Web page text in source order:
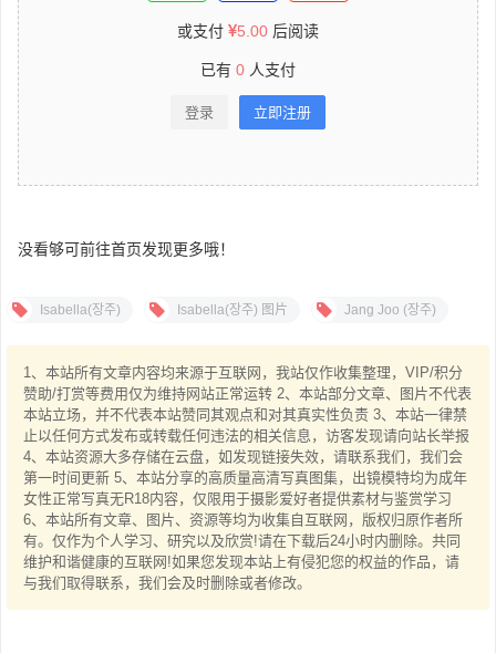
或支付 5.00 后阅读
已有 0 人支付
登录 立即注册
没看够可前往首页发现更多哦！
Isabella(장주) Isabella(장주) 图片 Jang Joo (장주)
1、本站所有文章内容均来源于互联网，我站仅作收集整理，VIP/积分
赞助/打赏等费用仅为维持网站正常运转 2、本站部分文章、图片不代表
本站立场，并不代表本站赞同其观点和对其真实性负责 3、本站一律禁
止以任何方式发布或转载任何违法的相关信息，访客发现请向站长举报
4、本站资源大多存储在云盘，如发现链接失效，请联系我们，我们会
第一时间更新 5、本站分享的高质量高清写真图集，出镜模特均为成年
女性正常写真无R18内容，仅限用于摄影爱好者提供素材与鉴赏学习
6、本站所有文章、图片、资源等均为收集自互联网，版权归原作者所
有。仅作为个人学习、研究以及欣赏!请在下载后24小时内删除。共同
维护和谐健康的互联网!如果您发现本站上有侵犯您的权益的作品，请
与我们取得联系，我们会及时删除或者修改。